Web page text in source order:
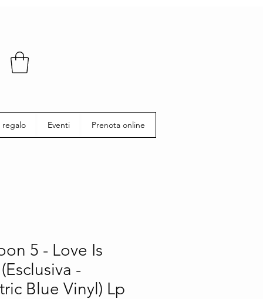
regalo Eventi Prenota online
5 - Love Is
-
Blue Vinyl) Lp